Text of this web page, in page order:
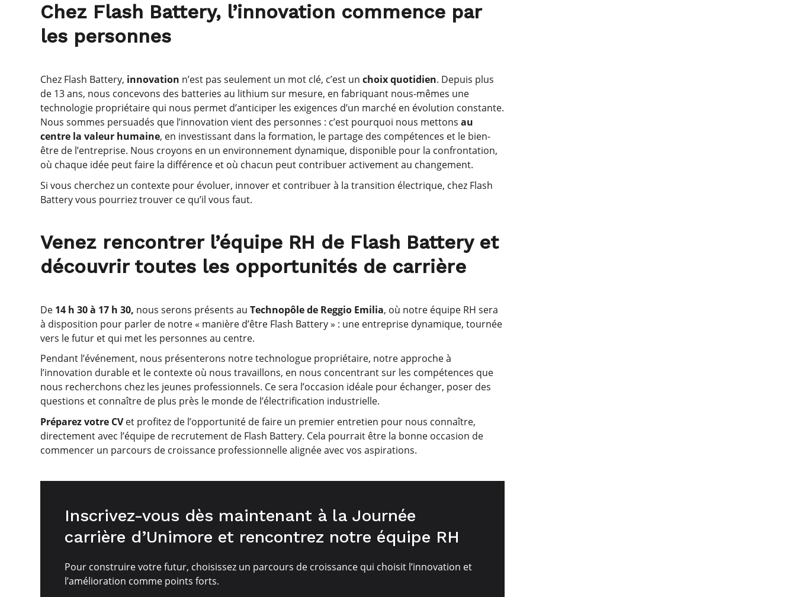
Chez Flash Battery, l’innovation commence par
les personnes
Chez Flash Battery, innovation n’est pas seulement un mot clé, c’est un choix quotidien. Depuis plus
de 13 ans, nous concevons des batteries au lithium sur mesure, en fabriquant nous-mêmes une
technologie propriétaire qui nous permet d’anticiper les exigences d’un marché en évolution constante.
Nous sommes persuadés que l’innovation vient des personnes : c’est pourquoi nous mettons au
centre la valeur humaine, en investissant dans la formation, le partage des compétences et le bien-
être de l’entreprise. Nous croyons en un environnement dynamique, disponible pour la confrontation,
où chaque idée peut faire la différence et où chacun peut contribuer activement au changement.
Si vous cherchez un contexte pour évoluer, innover et contribuer à la transition électrique, chez Flash
Battery vous pourriez trouver ce qu’il vous faut.
Venez rencontrer l’équipe RH de Flash Battery et
découvrir toutes les opportunités de carrière
De 14 h 30 à 17 h 30, nous serons présents au Technopôle de Reggio Emilia, où notre équipe RH sera
à disposition pour parler de notre « manière d’être Flash Battery » : une entreprise dynamique, tournée
vers le futur et qui met les personnes au centre.
Pendant l’événement, nous présenterons notre technologue propriétaire, notre approche à
l’innovation durable et le contexte où nous travaillons, en nous concentrant sur les compétences que
nous recherchons chez les jeunes professionnels. Ce sera l’occasion idéale pour échanger, poser des
questions et connaître de plus près le monde de l’électrification industrielle.
Préparez votre CVet profitez de l’opportunité de faire un premier entretien pour nous connaître,
directement avec l’équipe de recrutement de Flash Battery. Cela pourrait être la bonne occasion de
commencer un parcours de croissance professionnelle alignée avec vos aspirations.
Inscrivez-vous dès maintenant à la Journée
carrière d’Unimore et rencontrez notre équipe RH
Pour construire votre futur, choisissez un parcours de croissance qui choisit l’innovation et
l’amélioration comme points forts.